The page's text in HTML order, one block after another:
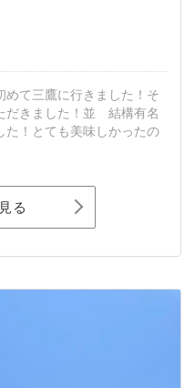
めて三鷹に行きました！そ
だきました！並 結構有名
た！とても美味しかったの
る